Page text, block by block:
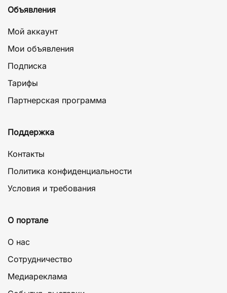
Объявления
Мой аккаунт
Мои объявления
Подписка
Тарифы
Партнерская программа
Поддержка
Контакты
Политика конфиденциальности
Условия и требования
О портале
О нас
Сотрудничество
Медиареклама